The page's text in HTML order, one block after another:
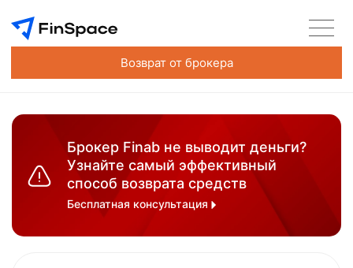
Возврат от брокера
Брокер Finab не выводит деньги?
Узнайте самый эффективный
способ возврата средств
Бесплатная консультация